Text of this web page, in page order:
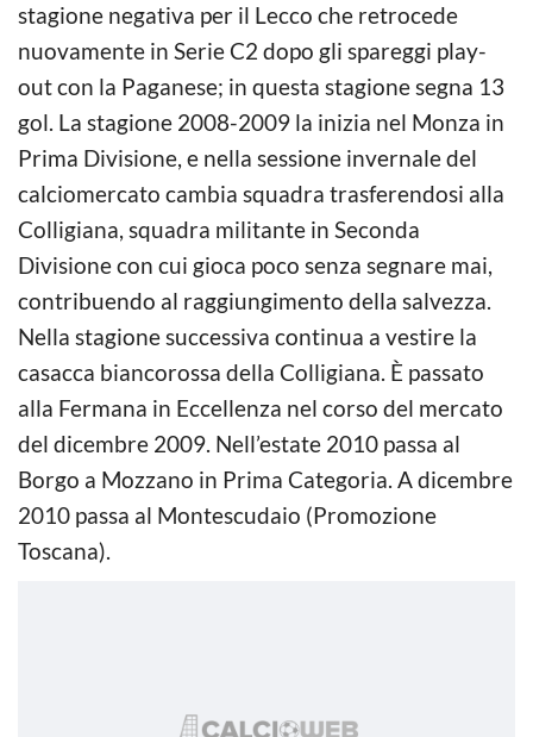
stagione negativa per il Lecco che retrocede
nuovamente in Serie C2 dopo gli spareggi play-
out con la Paganese; in questa stagione segna 13
gol. La stagione 2008-2009 la inizia nel Monza in
Prima Divisione, e nella sessione invernale del
calciomercato cambia squadra trasferendosi alla
Colligiana, squadra militante in Seconda
Divisione con cui gioca poco senza segnare mai,
contribuendo al raggiungimento della salvezza.
Nella stagione successiva continua a vestire la
casacca biancorossa della Colligiana. È passato
alla Fermana in Eccellenza nel corso del mercato
del dicembre 2009. Nell’estate 2010 passa al
Borgo a Mozzano in Prima Categoria. A dicembre
2010 passa al Montescudaio (Promozione
Toscana).